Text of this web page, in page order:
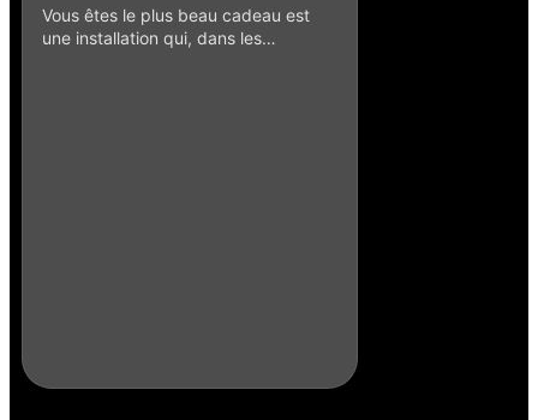
Vous êtes le plus beau cadeau est
une installation qui, dans les…